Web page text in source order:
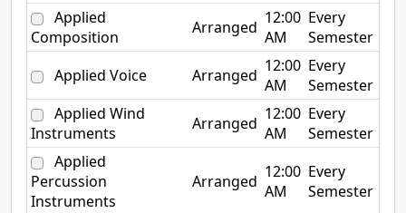
Applied
Composition
Arranged 12:00
AM
Every
Semester
Applied Voice
Arranged 12:00
AM
Every
Semester
Applied Wind
Instruments
Arranged 12:00
AM
Every
Semester
Applied
Percussion
Instruments
Arranged 12:00
AM
Every
Semester